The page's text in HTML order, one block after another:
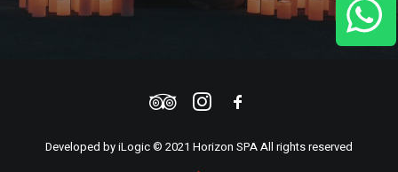
Developed byiLogic© 2021 Horizon SPA All rights reserved